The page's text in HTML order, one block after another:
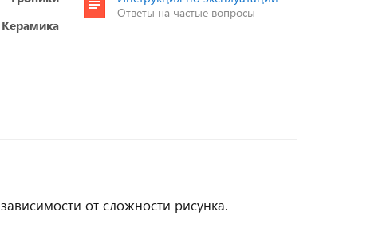
Керамика
Ответы на частые вопросы
от сложности рисунка.